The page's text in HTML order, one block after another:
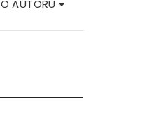
O AUTORU